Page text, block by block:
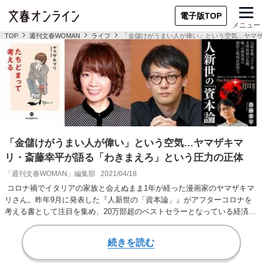
電子版TOP
メニュー
TOP 週刊文春WOMAN ライフ 「金儲けがうまい人が偉い」という空気…ヤマ
「金儲けがうまい人が偉い」という空気…ヤマザキマ
リ・斎藤幸平が語る「わきまえろ」という圧力の正体
「週刊文春WOMAN」編集部 2021/04/18
コロナ禍でイタリアの家族と会えぬまま1年が経った漫画家のヤマザキマ
リさん。昨年9月に発表した『人新世の「資本論」』がアフターコロナを
考える書として注目を集め、20万部超のベストセラーとなっている経済思
想家の斎藤幸平…
続きを読む